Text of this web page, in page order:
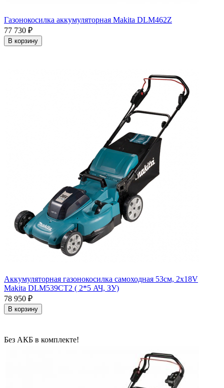
Газонокосилка аккумуляторная Makita DLM462Z
77 730 ₽
В корзину
Аккумуляторная газонокосилка самоходная 53см, 2х18V
Makita DLM539CT2 ( 2*5 АЧ, ЗУ)
78 950 ₽
В корзину
Без АКБ в комплекте!